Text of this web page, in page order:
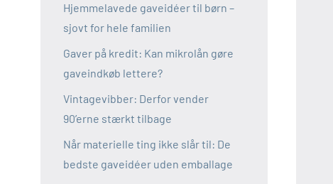
Hjemmelavede gaveidéer til børn –
sjovt for hele familien
Gaver på kredit: Kan mikrolån gøre
gaveindkøb lettere?
Vintagevibber: Derfor vender
90’erne stærkt tilbage
Når materielle ting ikke slår til: De
bedste gaveidéer uden emballage